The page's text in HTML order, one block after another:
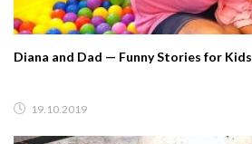
Diana and Dad — Funny Stories for Kids
19.10.2019